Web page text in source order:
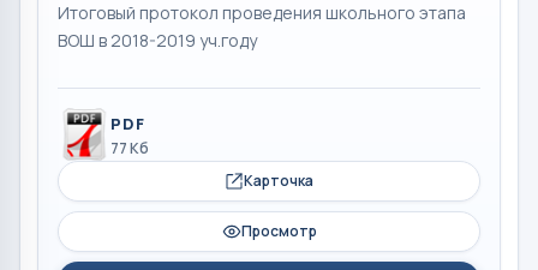
Итоговый протокол проведения школьного этапа
ВОШ в 2018-2019 уч.году
PDF
77 Кб
Карточка
Просмотр